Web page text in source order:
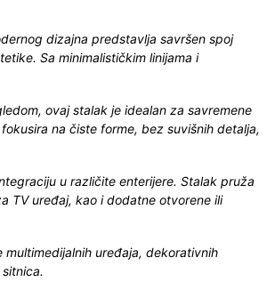
dizajna predstavlja savršen spoj
Sa minimalističkim linijama i
ovaj stalak je idealan za savremene
na čiste forme, bez suvišnih detalja,
u različite enterijere. Stalak pruža
TV uređaj, kao i dodatne otvorene ili
multimedijalnih uređaja, dekorativnih